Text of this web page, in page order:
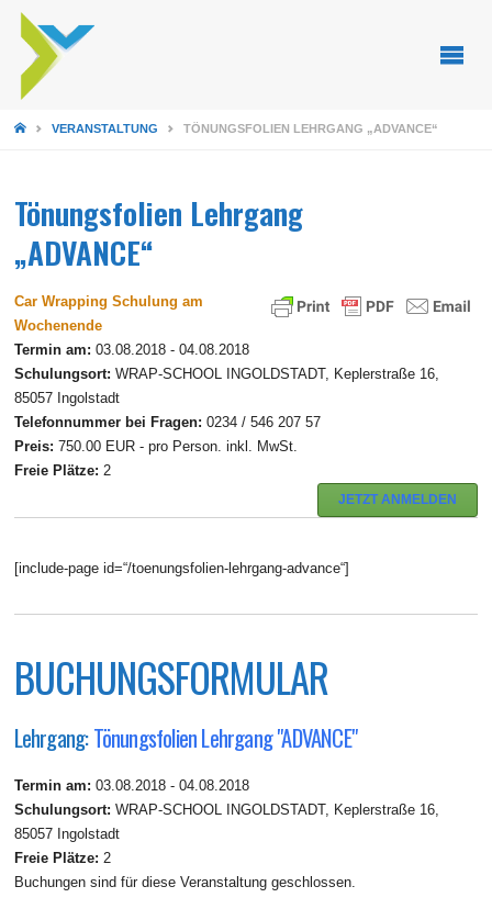
STARTSEITE
VERANSTALTUNG TÖNUNGSFOLIEN LEHRGANG „ADVANCE“
Tönungsfolien Lehrgang
„ADVANCE“
Car Wrapping Schulung am
Wochenende
Termin am: 03.08.2018 - 04.08.2018
Schulungsort: WRAP-SCHOOL INGOLDSTADT, Keplerstraße 16,
85057 Ingolstadt
Telefonnummer bei Fragen: 0234 / 546 207 57
Preis: 750.00 EUR - pro Person. inkl. MwSt.
Freie Plätze: 2
JETZT ANMELDEN
[include-page id=“/toenungsfolien-lehrgang-advance“]
BUCHUNGSFORMULAR
Lehrgang:Tönungsfolien Lehrgang "ADVANCE"
Termin am: 03.08.2018 - 04.08.2018
Schulungsort: WRAP-SCHOOL INGOLDSTADT, Keplerstraße 16,
85057 Ingolstadt
Freie Plätze: 2
Buchungen sind für diese Veranstaltung geschlossen.